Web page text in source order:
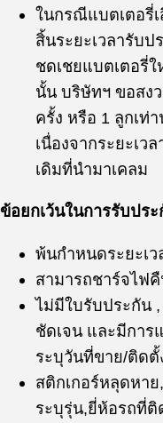
ในกรณีแบตเตอรี่
สิ้นระยะเวลารับ
ชดเชยแบตเตอรี่
นั้น บริษัทฯ ขอสง
ครั้ง หรือ 1 ลูกเท่
เนื่องจากระยะเว
เดิมที่นำมาเคลม
ข้อยกเว้นในการรับปร
พ้นกำหนดระยะเ
สามารถชาร์จไฟ
ไม่มีใบรับประกัน
ชัดเจน และมีการ
ระบุวันที่ขาย/ติดตั้
สติกเกอร์หลุดหา
ระบุรุ่น,ยี่ห้อรถที่ติ